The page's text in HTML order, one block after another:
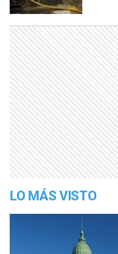
LO MÁS VISTO